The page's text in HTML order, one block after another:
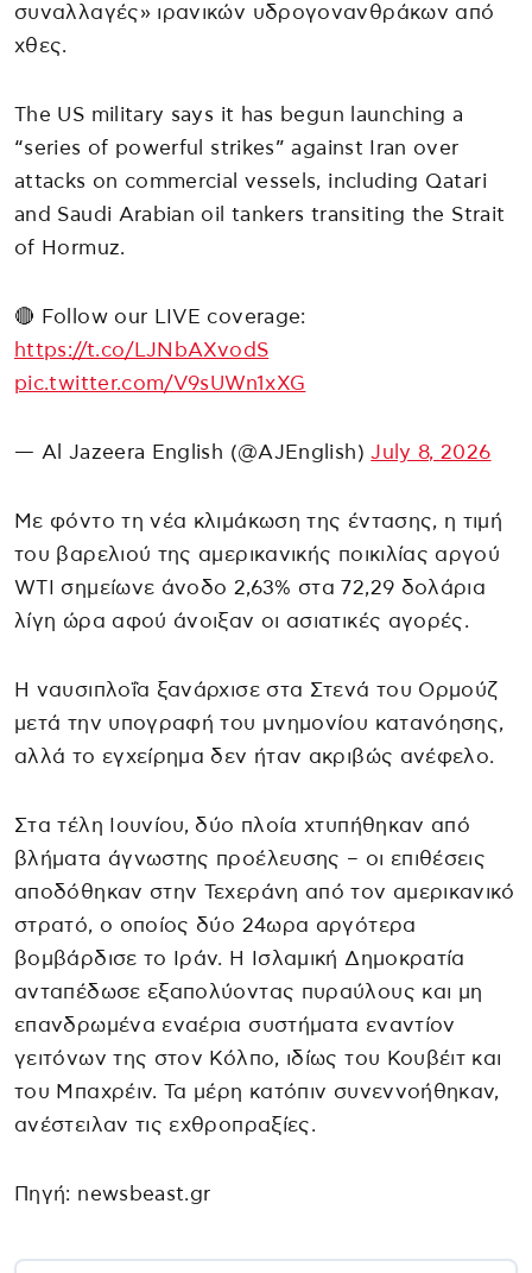
συναλλαγές» ιρανικών υδρογονανθράκων από
χθες.
The US military says it has begun launching a
“series of powerful strikes” against Iran over
attacks on commercial vessels, including Qatari
and Saudi Arabian oil tankers transiting the Strait
of Hormuz.
🔴 Follow our LIVE coverage:
https://t.co/LJNbAXvodS
pic.twitter.com/V9sUWn1xXG
— Al Jazeera English (@AJEnglish)July 8, 2026
Με φόντο τη νέα κλιμάκωση της έντασης, η τιμή
του βαρελιού της αμερικανικής ποικιλίας αργού
WTI σημείωνε άνοδο 2,63% στα 72,29 δολάρια
λίγη ώρα αφού άνοιξαν οι ασιατικές αγορές.
Η ναυσιπλοΐα ξανάρχισε στα Στενά του Ορμούζ
μετά την υπογραφή του μνημονίου κατανόησης,
αλλά το εγχείρημα δεν ήταν ακριβώς ανέφελο.
Στα τέλη Ιουνίου, δύο πλοία χτυπήθηκαν από
βλήματα άγνωστης προέλευσης – οι επιθέσεις
αποδόθηκαν στην Τεχεράνη από τον αμερικανικό
στρατό, ο οποίος δύο 24ωρα αργότερα
βομβάρδισε το Ιράν. Η Ισλαμική Δημοκρατία
ανταπέδωσε εξαπολύοντας πυραύλους και μη
επανδρωμένα εναέρια συστήματα εναντίον
γειτόνων της στον Κόλπο, ιδίως του Κουβέιτ και
του Μπαχρέιν. Τα μέρη κατόπιν συνεννοήθηκαν,
ανέστειλαν τις εχθροπραξίες.
Πηγή: newsbeast.gr